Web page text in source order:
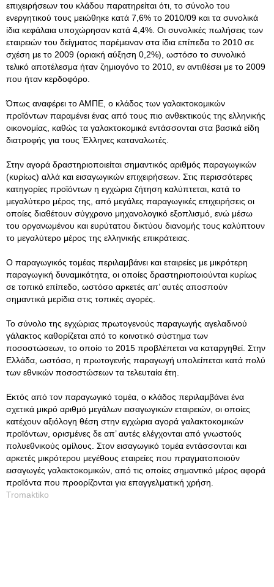
επιχειρήσεων του κλάδου παρατηρείται ότι, το σύνολο του
ενεργητικού τους μειώθηκε κατά 7,6% το 2010/09 και τα συνολικά
ίδια κεφάλαια υποχώρησαν κατά 4,4%. Οι συνολικές πωλήσεις των
εταιρειών του δείγματος παρέμειναν στα ίδια επίπεδα το 2010 σε
σχέση με το 2009 (οριακή αύξηση 0,2%), ωστόσο το συνολικό
τελικό αποτέλεσμα ήταν ζημιογόνο το 2010, εν αντιθέσει με το 2009
που ήταν κερδοφόρο.
Όπως αναφέρει το ΑΜΠΕ, ο κλάδος των γαλακτοκομικών
προϊόντων παραμένει ένας από τους πιο ανθεκτικούς της ελληνικής
οικονομίας, καθώς τα γαλακτοκομικά εντάσσονται στα βασικά είδη
διατροφής για τους Έλληνες καταναλωτές.
Στην αγορά δραστηριοποιείται σημαντικός αριθμός παραγωγικών
(κυρίως) αλλά και εισαγωγικών επιχειρήσεων. Στις περισσότερες
κατηγορίες προϊόντων η εγχώρια ζήτηση καλύπτεται, κατά το
μεγαλύτερο μέρος της, από μεγάλες παραγωγικές επιχειρήσεις οι
οποίες διαθέτουν σύγχρονο μηχανολογικό εξοπλισμό, ενώ μέσω
του οργανωμένου και ευρύτατου δικτύου διανομής τους καλύπτουν
το μεγαλύτερο μέρος της ελληνικής επικράτειας.
Ο παραγωγικός τομέας περιλαμβάνει και εταιρείες με μικρότερη
παραγωγική δυναμικότητα, οι οποίες δραστηριοποιούνται κυρίως
σε τοπικό επίπεδο, ωστόσο αρκετές απ’ αυτές αποσπούν
σημαντικά μερίδια στις τοπικές αγορές.
Το σύνολο της εγχώριας πρωτογενούς παραγωγής αγελαδινού
γάλακτος καθορίζεται από το κοινοτικό σύστημα των
ποσοστώσεων, το οποίο το 2015 προβλέπεται να καταργηθεί. Στην
Ελλάδα, ωστόσο, η πρωτογενής παραγωγή υπολείπεται κατά πολύ
των εθνικών ποσοστώσεων τα τελευταία έτη.
Εκτός από τον παραγωγικό τομέα, ο κλάδος περιλαμβάνει ένα
σχετικά μικρό αριθμό μεγάλων εισαγωγικών εταιρειών, οι οποίες
κατέχουν αξιόλογη θέση στην εγχώρια αγορά γαλακτοκομικών
προϊόντων, ορισμένες δε απ’ αυτές ελέγχονται από γνωστούς
πολυεθνικούς ομίλους. Στον εισαγωγικό τομέα εντάσσονται και
αρκετές μικρότερου μεγέθους εταιρείες που πραγματοποιούν
εισαγωγές γαλακτοκομικών, από τις οποίες σημαντικό μέρος αφορά
προϊόντα που προορίζονται για επαγγελματική χρήση.
Tromaktiko